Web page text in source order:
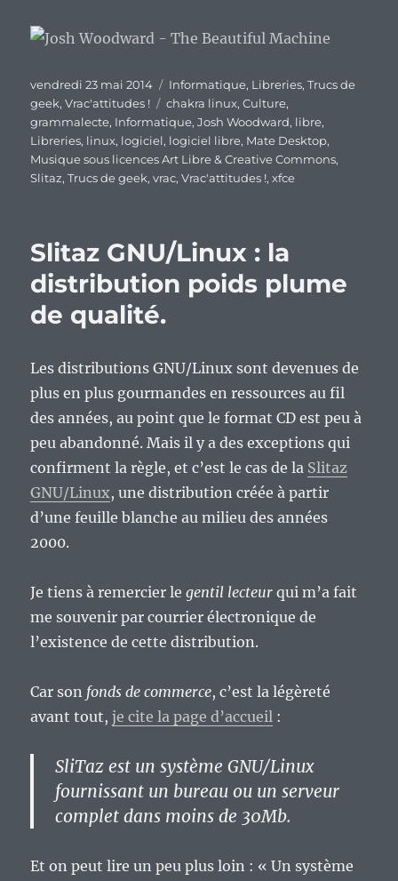
Publié
le
vendredi 23 mai 2014 Catégories
Informatique, Libreries,Trucs de
geek,Vrac'attitudes ! Étiquettes
chakra linux,Culture,
grammalecte, Informatique,Josh Woodward, libre,
Libreries, linux, logiciel, logiciel libre, Mate Desktop,
Musique sous licences Art Libre & Creative Commons,
Slitaz,Trucs de geek,vrac,Vrac'attitudes !,xfce
Slitaz GNU/Linux : la
distribution poids plume
de qualité.
Les distributions GNU/Linux sont devenues de
plus en plus gourmandes en ressources au fil
des années, au point que le format CD est peu à
peu abandonné. Mais il y a des exceptions qui
confirment la règle, et c’est le cas de la Slitaz
GNU/Linux, une distribution créée à partir
d’une feuille blanche au milieu des années
2000.
Je tiens à remercier legentil lecteur qui m’a fait
me souvenir par courrier électronique de
l’existence de cette distribution.
Car son fonds de commerce, c’est la légèreté
avant tout,je cite la page d’accueil :
SliTaz est un système GNU/Linux
fournissant un bureau ou un serveur
complet dans moins de 30Mb.
Et on peut lire un peu plus loin : « Un système